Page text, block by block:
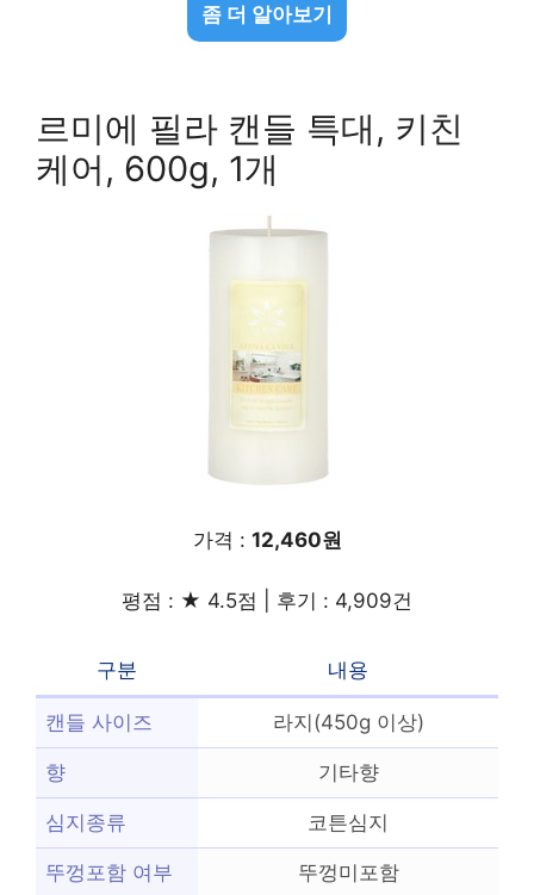
좀 더 알아보기
르미에 필라 캔들 특대, 키친
케어, 600g, 1개
가격 : 12,460원
평점 : ★ 4.5점 | 후기 : 4,909건
구분 내용
캔들 사이즈 라지(450g 이상)
향 기타향
심지종류 코튼심지
뚜껑포함 여부 뚜껑미포함